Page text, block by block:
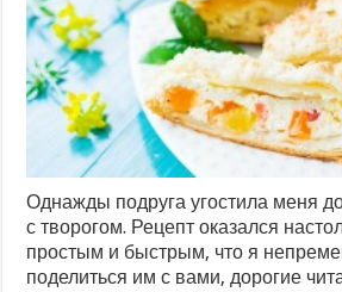
Однажды подруга угостила меня
с творогом. Рецепт оказался
простым и быстрым, что я
поделиться им с вами, дорогие